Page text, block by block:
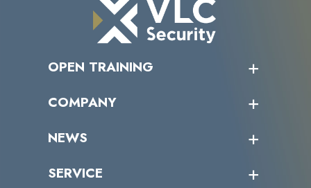
OPEN TRAINING
受講者の声
COMPANY
トップメッセージ
ミッション／ビジョン
NEWS
サイバーニュース
SERVICE